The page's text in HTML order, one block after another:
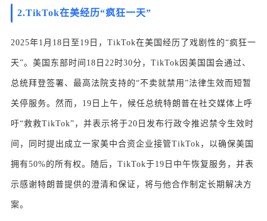
2.TikTok在美经历“疯狂一天”
2025年1月18日至19日，TikTok在美国经历了戏剧性的“疯狂一
天”。美国东部时间18日22时30分，TikTok因美国国会通过、
总统拜登签署、最高法院支持的“不卖就禁用”法律生效而短暂
关停服务。然而，19日上午，候任总统特朗普在社交媒体上呼
吁“救救TikTok”，并表示将于20日发布行政令推迟禁令生效时
间，同时提出成立一家美中合资企业接管TikTok，以确保美国
拥有50%的所有权。随后，TikTok于19日中午恢复服务，并表
示感谢特朗普提供的澄清和保证，将与他合作制定长期解决方
案。